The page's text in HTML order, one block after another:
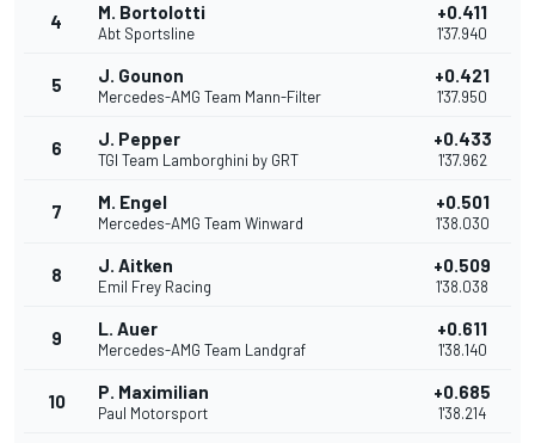
4 M. Bortolotti
Abt Sportsline
+0.411
1'37.940
5 J. Gounon
Mercedes-AMG Team Mann-Filter
+0.421
1'37.950
6 J. Pepper
TGI Team Lamborghini by GRT
+0.433
1'37.962
7 M. Engel
Mercedes-AMG Team Winward
+0.501
1'38.030
8 J. Aitken
Emil Frey Racing
+0.509
1'38.038
9 L. Auer
Mercedes-AMG Team Landgraf
+0.611
1'38.140
10 P. Maximilian
Paul Motorsport
+0.685
1'38.214